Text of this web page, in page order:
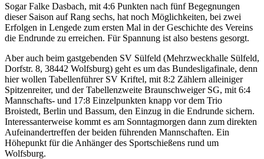
Sogar Falke Dasbach, mit 4:6 Punkten nach fünf Begegnungen
dieser Saison auf Rang sechs, hat noch Möglichkeiten, bei zwei
Erfolgen in Lengede zum ersten Mal in der Geschichte des Vereins
die Endrunde zu erreichen. Für Spannung ist also bestens gesorgt.
Aber auch beim gastgebenden SV Sülfeld (Mehrzweckhalle Sülfeld,
Dorfstr. 8, 38442 Wolfsburg) geht es um das Bundesligafinale, denn
hier wollen Tabellenführer SV Kriftel, mit 8:2 Zählern alleiniger
Spitzenreiter, und der Tabellenzweite Braunschweiger SG, mit 6:4
Mannschafts- und 17:8 Einzelpunkten knapp vor dem Trio
Broistedt, Berlin und Bassum, den Einzug in die Endrunde sichern.
Interessanterweise kommt es am Sonntagmorgen dann zum direkten
Aufeinandertreffen der beiden führenden Mannschaften. Ein
Höhepunkt für die Anhänger des Sportschießens rund um
Wolfsburg.